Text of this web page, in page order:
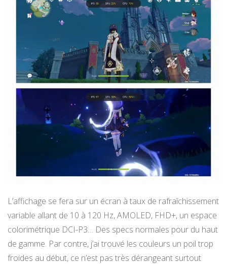
L’affichage se fera sur un écran à taux de rafraîchissement
variable allant de 10 à 120 Hz, AMOLED, FHD+, un espace
colorimétrique DCI-P3… Des specs normales pour du haut
de gamme. Par contre, j’ai trouvé les couleurs un poil trop
froides au début, ce n’est pas très dérangeant surtout